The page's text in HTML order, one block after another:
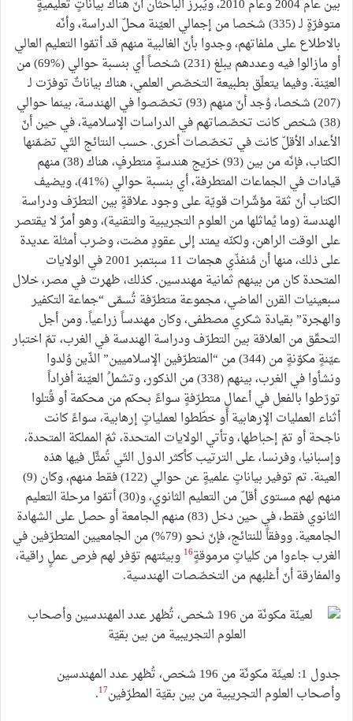
بين عام 2004 وعام 2010، ويُبرز الباحثان أنّ هناك بياناتٍ تعليميةٍ
متوفرّةٍ لـ (335) شخصا من إجمالي العيّنة محلّ الدراسة، وأنّه
بالاطلاع على ملفاتهم، وجدوا بأنّ الغالبية منهم قد أتمّوا التعليم العالي
أو مازالوا فيه وعددهم يبلغ (231) شخصاً أي بنسبة حوالي (%69) من
العيّنة. وفيما يتعلّق بطبيعة التخصّص العلمي، هناك بياناتٌ توفرّت لـ
(207) شخصا، وُجد أنّ منهم (93) تخصّصوا في الهندسة، بينما حوالي
(38) شخص كانت تخصّصاتهم في الدراسات الإسلامية، في حين أنّ
الأعداد الأقلّ كانت في تخصّصات أخرى. حسب النتائج التّي تضمّنها
الكتاب، فإنّه من بين (93) خرّيج هندسةٍ متطرفٍ، هناك (38) منهم
قيادات في الجماعات المتطرفة، أي بنسبة حوالي (%41)، ويضيف
الكتاب أنّ ثمّة مؤشّرات قويّة على وجود علاقةٍ بين التطرّف ودراسة
الهندسة (وما يُماثلها من العلوم التجريبية والتقنية)، وهو أمرٌ لا يقتصر
على الوقت الراهن، ولكنّه يمتد إلى عقودٍ مضت، وضرب أمثلة عديدة
على ذلك، منها أن مُنفذّي هجمات 11 سبتمبر 2001 في الولايات
المتحدة كان من بينهم ثمانية مهندسين. كذلك، ظهرت في مصر، خلال
سبعينيات القرن الماضي، مجموعة متطرّفة تُسمّى “جماعة التكفير
والهجرة” بقيادة شكري مصطفى، وكان مهندساً زراعياً. ومن أجل
التحقّق من العلاقة بين التطرّف ودراسة الهندسة في الغرب، تمّ اختبار
عيّنةٍ مكوّنةٍ من (344) من “المتطرّفين الإسلاميين” الذّين وُلدوا
ونشأوا في الغرب، بينهم (338) من الذكور، وتشملُ العيّنة أفراداً
تورّطوا بالفعل في أعمالٍ متطرّفةٍ سواءً بحكم من محكمة أو قُتلوا
أثناء العمليات الإرهابية أو خطّطوا لعملياتٍ إرهابية، سواءً كانت
ناجحة أو تمّ إحباطها، وتأتي الولايات المتحدة، ثمّ المملكة المتحدة،
وإسبانيا، وفرنسا، على الترتيب كأكثر الدول التّي تُمثَّل فيها هذه
العينة. تم توفير بياناتٍ علميةٍ عن حوالي (122) فقط منهم، وكان (9)
منهم لهم مستوى أقلّ من التعليم الثانوي، و(30) أتمّوا مرحلة التعليم
الثانوي فقط، في حين دخل (83) منهم الجامعة أو حصل على الشهادة
الجامعية. ووفقاً للنتائج، فإنّ نحو (79%) من الجامعيين المتطرّفين في
الغرب جاءوا من كلياتٍ مرموقةٍ16 وبيئتهم توّفر لهم فرص عملٍ راقية،
والمفارقة أنّ أغلبهم من التخصّصات الهندسية.
جدول 1: لعينّة مكونّة من 196 شخص، تُظهر عدد المهندسين
وأصحاب العلوم التجريبية من بين بقيّة المطرّفين17
.